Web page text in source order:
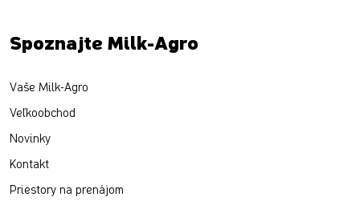
Spoznajte Milk-Agro
Vaše Milk-Agro
Veľkoobchod
Novinky
Kontakt
Priestory na prenájom